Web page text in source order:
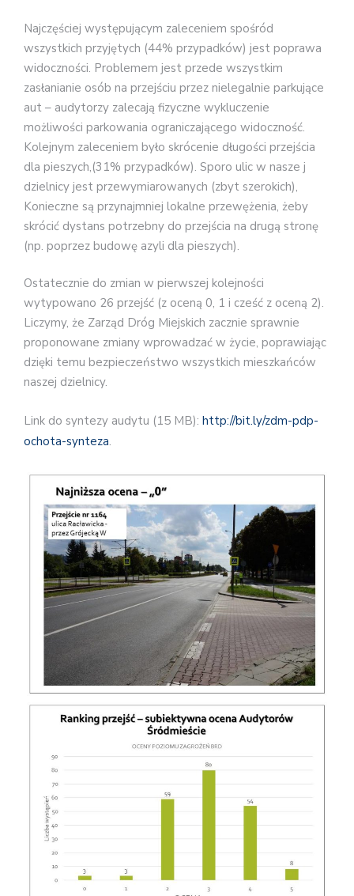
Najczęściej występującym zaleceniem spośród
wszystkich przyjętych (44% przypadków) jest poprawa
widoczności. Problemem jest przede wszystkim
zasłanianie osób na przejściu przez nielegalnie parkujące
aut – audytorzy zalecają fizyczne wykluczenie
możliwości parkowania ograniczającego widoczność.
Kolejnym zaleceniem było skrócenie długości przejścia
dla pieszych,(31% przypadków). Sporo ulic w nasze j
dzielnicy jest przewymiarowanych (zbyt szerokich),
Konieczne są przynajmniej lokalne przewężenia, żeby
skrócić dystans potrzebny do przejścia na drugą stronę
(np. poprzez budowę azyli dla pieszych).
Ostatecznie do zmian w pierwszej kolejności
wytypowano 26 przejść (z oceną 0, 1 i cześć z oceną 2).
Liczymy, że Zarząd Dróg Miejskich zacznie sprawnie
proponowane zmiany wprowadzać w życie, poprawiając
dzięki temu bezpieczeństwo wszystkich mieszkańców
naszej dzielnicy.
Link do syntezy audytu (15 MB): http://bit.ly/zdm-pdp-
ochota-synteza.